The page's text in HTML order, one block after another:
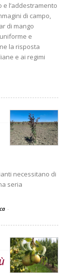
e l’addestramento
di campo,
di mango
e
la risposta
e ai regimi
necessitano di
seria
-